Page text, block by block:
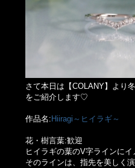
さて本日は【COLANY】より
をご紹介します♡
作品名: Hiiragi～ヒイラギ～
花・樹言葉:歓迎
ヒイラギの葉のV字ラインにイ
そのラインは、指先を美しく演